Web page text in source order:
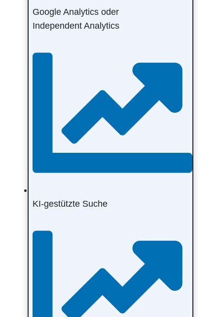
Google Analytics oder
Independent Analytics
KI-gestützte Suche